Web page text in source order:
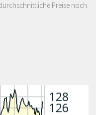
Preise noch